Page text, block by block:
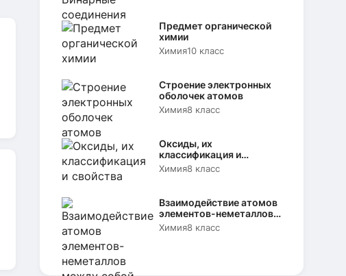
Предмет органической
химии
Химия10 класс
Строение электронных
оболочек атомов
Химия8 класс
Оксиды, их
классификация и
свойства
Химия8 класс
Взаимодействие атомов
элементов-неметаллов
между собой
Химия8 класс